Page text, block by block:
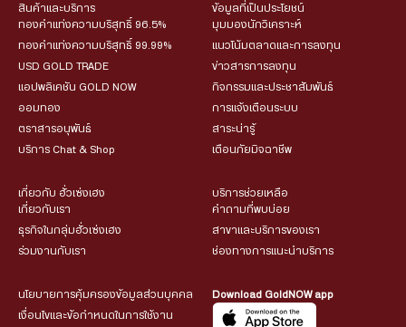
สินค้าและบริการ
ทองคำแท่งความบริสุทธิ์ 96.5%
ทองคำแท่งความบริสุทธิ์ 99.99%
USD GOLD TRADE
แอปพลิเคชัน GOLD NOW
ออมทอง
ตราสารอนุพันธ์
บริการ Chat & Shop
ข้อมูลที่เป็นประโยชน์
มุมมองนักวิเคราะห์
แนวโน้มตลาดและการลงทุน
ข่าวสารการลงทุน
กิจกรรมและประชาสัมพันธ์
การแจ้งเตือนระบบ
สาระน่ารู้
เตือนภัยมิจฉาชีพ
เกี่ยวกับ ฮั่วเซ่งเฮง
เกี่ยวกับเรา
ธุรกิจในกลุ่มฮั่วเซ่งเฮง
ร่วมงานกับเรา
บริการช่วยเหลือ
คำถามที่พบบ่อย
สาขาและบริการของเรา
ช่องทางการแนะนำบริการ
นโยบายการคุ้มครองข้อมูลส่วนบุคคล
เงื่อนไขและข้อกำหนดในการใช้งาน
Download GoldNOW app